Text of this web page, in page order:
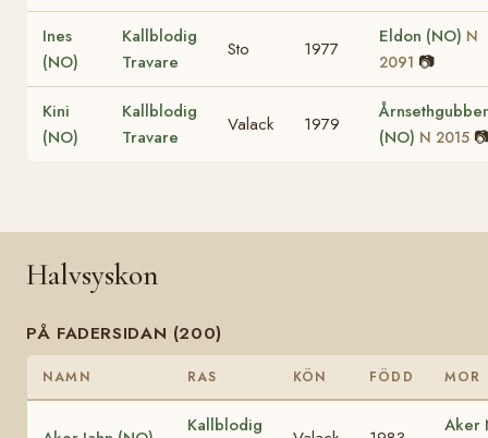
Ines
(NO)
Kallblodig
Travare
Sto 1977
Eldon (NO) N
2091 📷
Kini
(NO)
Kallblodig
Travare
Valack 1979
(NO) N 2015
Halvsyskon
PÅ FADERSIDAN (200)
NAMN RAS KÖN FÖDD MOR
Kallblodig Aker